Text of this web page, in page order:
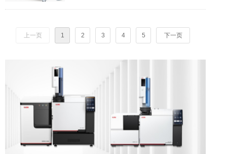
型号：S-395
产地：瑞士
上一页 1 2 3 4 5 下一页